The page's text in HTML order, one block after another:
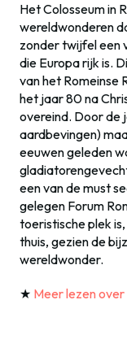
Het Colosseum in
wereldwonderen
zonder twijfel een
die Europa rijk is.
van het Romeinse
het jaar 80 na
overeind. Door de
aardbevingen)
eeuwen geleden
een van de must
gelegen Forum
toeristische plek
thuis, gezien de
wereldwonder.
★ Meer lezen